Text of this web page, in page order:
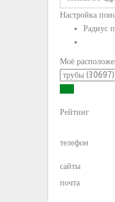
Настройка
Радиус
Моё
Рейтинг
телефон
сайты
почта